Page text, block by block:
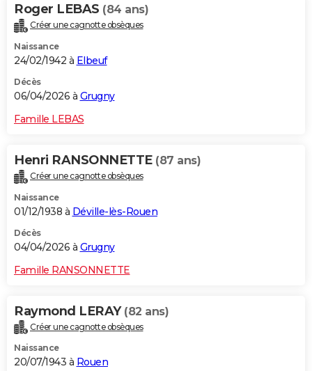
Roger LEBAS (84 ans)
Créer une cagnotte obsèques
Naissance
24/02/1942 à Elbeuf
Décès
06/04/2026 à Grugny
Famille LEBAS
Henri RANSONNETTE (87 ans)
Créer une cagnotte obsèques
Naissance
01/12/1938 à Déville-lès-Rouen
Décès
04/04/2026 à Grugny
Famille RANSONNETTE
Raymond LERAY (82 ans)
Créer une cagnotte obsèques
Naissance
20/07/1943 à Rouen